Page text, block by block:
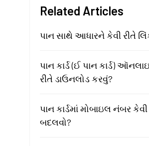
Related Articles
પાન સાથે આધારને કેવી રીતે
પાન કાર્ડ (ઈ પાન કાર્ડ)
રીતે ડાઉનલોડ કરવું?
પાન કાર્ડમાં મોબાઇલ નંબર કેવી
બદલવો?